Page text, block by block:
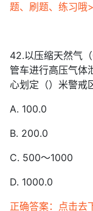
题、刷题、练习哦
42.以压缩天然气
管车进行高压气体
心划定（）米警戒
A. 100.0
B. 200.0
C. 500～1000
D. 1000.0
正确答案：点击去